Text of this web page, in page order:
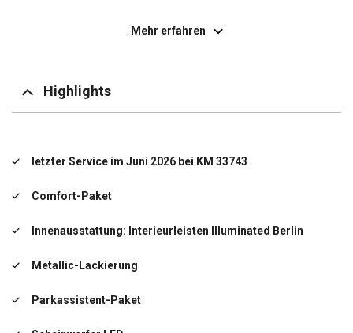
BMW Live Cockpit
Umfang
Mehr erfahren
Highlights
letzter Service im Juni 2026 bei KM 33743
Comfort-Paket
Innenausstattung: Interieurleisten Illuminated Berlin
Metallic-Lackierung
Parkassistent-Paket